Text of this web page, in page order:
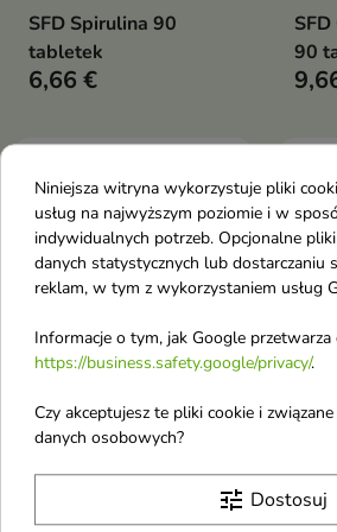
SFD Spirulina 90
tabletek
6,66 €
90

SFD MSM 90 tabletek
Niniejsza witryna wykorzystuje pliki
usług na najwyższym poziomie i w
indywidualnych potrzeb. Opcjonalne pliki
danych statystycznych lub dostarczaniu
reklam, w tym z wykorzystaniem usług
Informacje o tym, jak Google przetwarza
https://business.safety.google/privacy/.
Czy akceptujesz te pliki cookie i
danych osobowych?
tune Dostosuj